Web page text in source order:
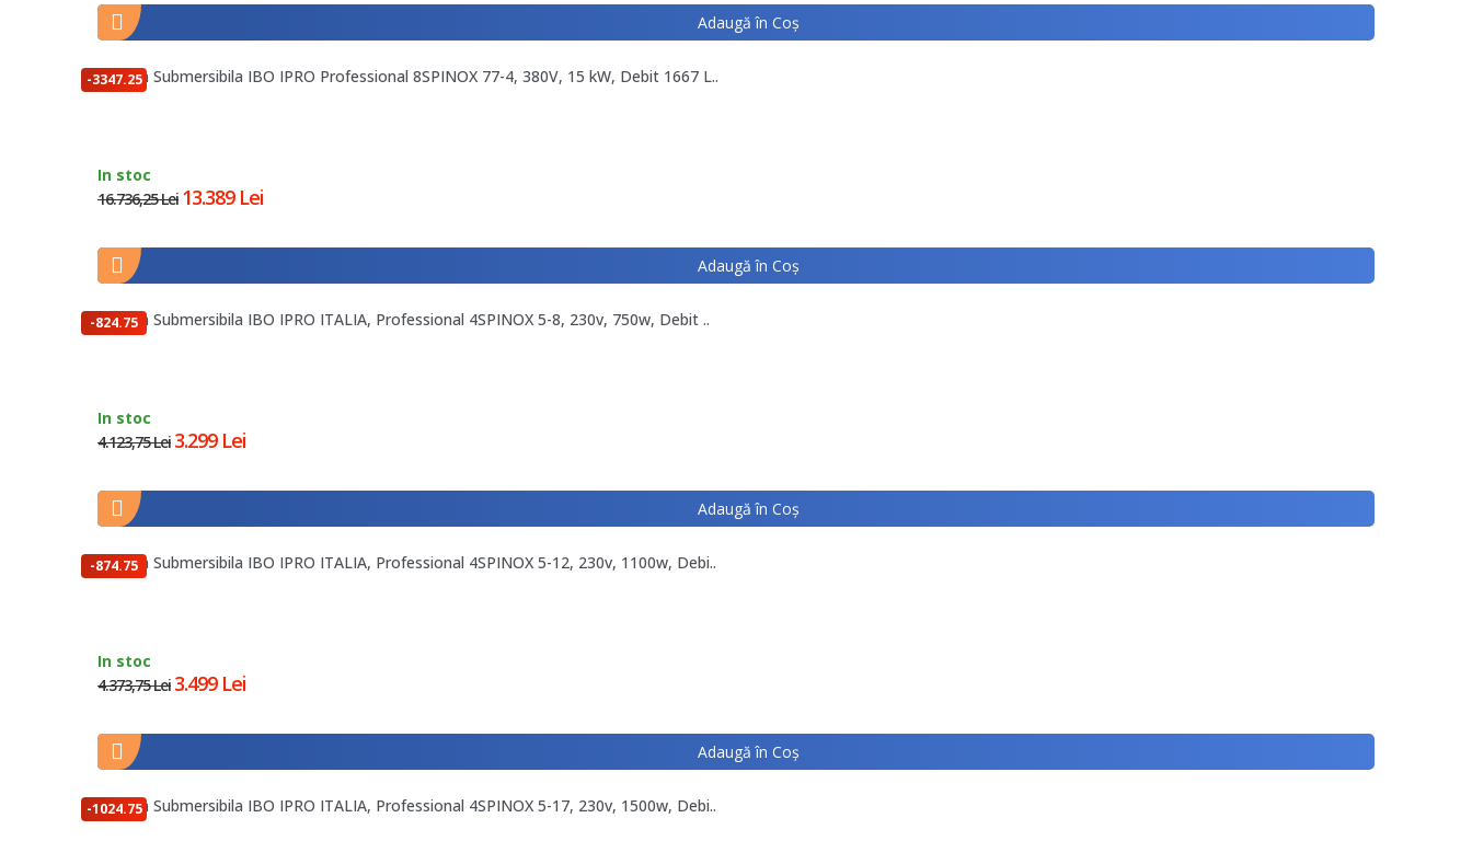
Adaugă în Coş
-3347.25
Pompa Submersibila IBO IPRO Professional 8SPINOX 77-4, 380V, 15 kW, Debit 1667 L..
In stoc
16.736,25 Lei 13.389 Lei
Adaugă în Coş
-824.75
Pompa Submersibila IBO IPRO ITALIA, Professional 4SPINOX 5-8, 230v, 750w, Debit ..
In stoc
4.123,75 Lei 3.299 Lei
Adaugă în Coş
-874.75
Pompa Submersibila IBO IPRO ITALIA, Professional 4SPINOX 5-12, 230v, 1100w, Debi..
In stoc
4.373,75 Lei 3.499 Lei
Adaugă în Coş
-1024.75
Pompa Submersibila IBO IPRO ITALIA, Professional 4SPINOX 5-17, 230v, 1500w, Debi..